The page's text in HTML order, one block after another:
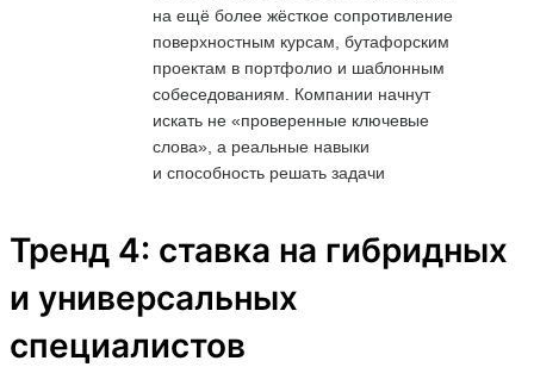
на ещё более жёсткое сопротивление
поверхностным курсам, бутафорским
проектам в портфолио и шаблонным
собеседованиям. Компании начнут
искать не «проверенные ключевые
слова», а реальные навыки
и способность решать задачи
Тренд 4: ставка на гибридных
и универсальных
специалистов